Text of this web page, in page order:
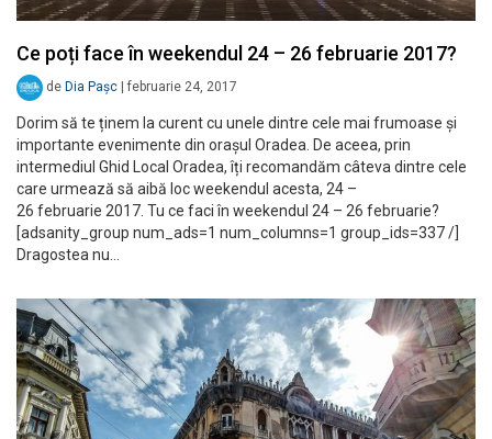
Ce poți face în weekendul 24 – 26 februarie 2017?
de Dia Pașc februarie 24, 2017
Dorim să te ținem la curent cu unele dintre cele mai frumoase și
importante evenimente din orașul Oradea. De aceea, prin
intermediul Ghid Local Oradea, îți recomandăm câteva dintre cele
care urmează să aibă loc weekendul acesta, 24 –
26 februarie 2017. Tu ce faci în weekendul 24 – 26 februarie?
[adsanity_group num_ads=1 num_columns=1 group_ids=337 /]
Dragostea nu…